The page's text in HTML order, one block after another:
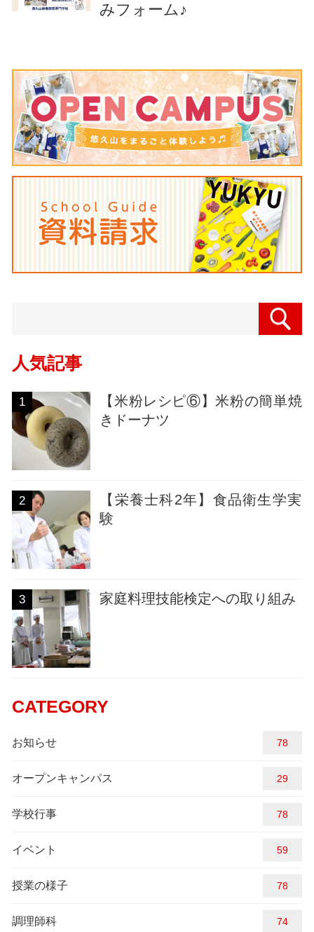
みフォーム♪
人気記事
1
【米粉レシピ⑥】米粉の簡単焼
きドーナツ
2
【栄養士科2年】食品衛生学実
験
3 家庭料理技能検定への取り組み
CATEGORY
お知らせ 87
オープンキャンパス 29
学校行事 84
イベント 59
授業の様子 87
調理師科 74